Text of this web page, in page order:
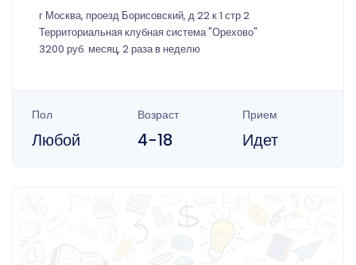
г Москва, проезд Борисовский, д 22 к 1 стр 2
Территориальная клубная система "Орехово"
3200 руб. месяц, 2 раза в неделю
Пол
Любой
Возраст
4-18
Прием
Идет